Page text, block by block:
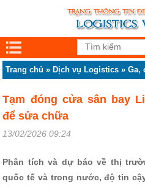
Trang chủ » Dịch vụ Logistics »Ga,
Tạm đóng cửa sân bay
để sửa chữa
13/02/2026 09:24
Phân tích và dự báo về thị
quốc tế và trong nước, độ tin